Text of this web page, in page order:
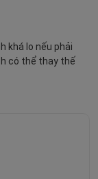
khá lo nếu phải
có thể thay thế